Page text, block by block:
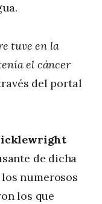
tuve en la
el cáncer
del portal
de dicha
numerosos
los que